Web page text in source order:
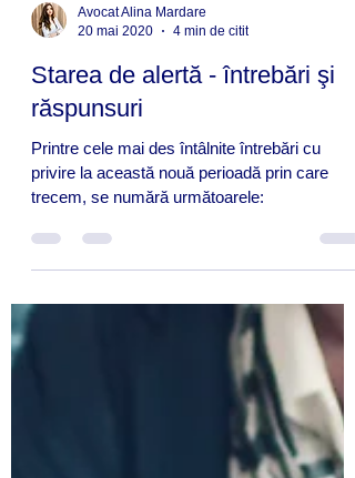
Avocat Alina Mardare
20 mai 2020
4 min de citit
Starea de alertă - întrebări şi
răspunsuri
Printre cele mai des întâlnite întrebări cu